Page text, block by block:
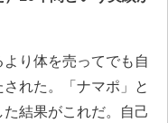
り体を売ってでも自
れた。「ナマポ」と
結果がこれだ。自己